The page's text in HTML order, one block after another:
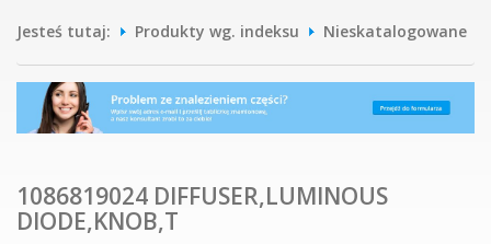
Jesteś tutaj: Produkty wg. indeksu Nieskatalogowane
1086819024 DIFFUSER,LUMINOUS
DIODE,KNOB,T